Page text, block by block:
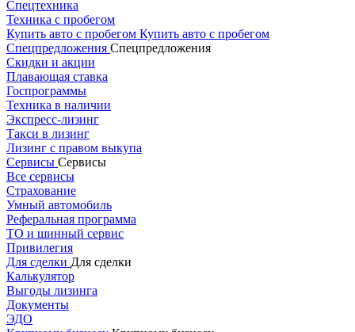
Спецтехника
Техника с пробегом
Купить авто с пробегом Купить авто с пробегом
Спецпредложения Спецпредложения
Скидки и акции
Плавающая ставка
Госпрограммы
Техника в наличии
Экспресс-лизинг
Такси в лизинг
Лизинг с правом выкупа
Сервисы Сервисы
Все сервисы
Страхование
Умный автомобиль
Реферальная программа
ТО и шинный сервис
Привилегия
Для сделки Для сделки
Калькулятор
Выгоды лизинга
Документы
ЭДО